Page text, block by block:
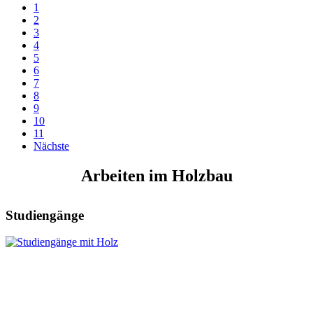
1
2
3
4
5
6
7
8
9
10
11
Nächste
Arbeiten im Holzbau
Studiengänge